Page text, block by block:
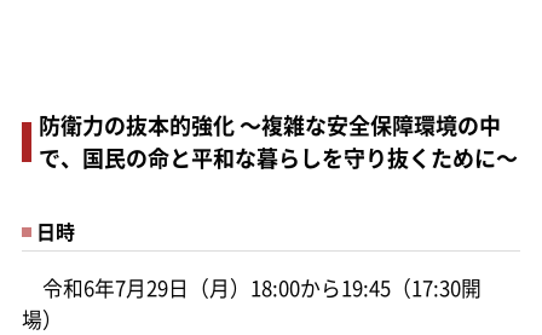
防衛力の抜本的強化 ～複雑な安全保障環境の中
で、国民の命と平和な暮らしを守り抜くために～
日時
令和6年7月29日（月）18:00から19:45（17:30開
場）